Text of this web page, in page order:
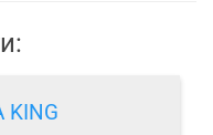
KING